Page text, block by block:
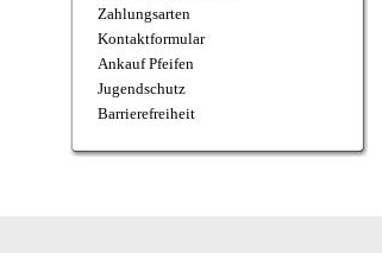
Zahlungsarten
Kontaktformular
Ankauf Pfeifen
Jugendschutz
Barrierefreiheit